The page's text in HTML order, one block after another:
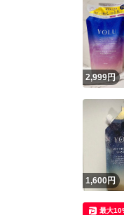
2,999円
1,600円
最大